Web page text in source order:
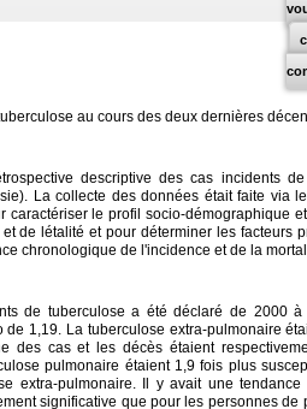
au cours des deux dernières
descriptive des cas incidents
La collecte des données était faite via
caractériser le profil socio-démographique
de létalité et pour déterminer les facteurs
chronologique de l'incidence et de la
de tuberculose a été déclaré de 2000
1,19. La tuberculose extra-pulmonaire
des cas et les décès étaient
pulmonaire étaient 1,9 fois plus
extra-pulmonaire. Il y avait une
significative que pour les personnes